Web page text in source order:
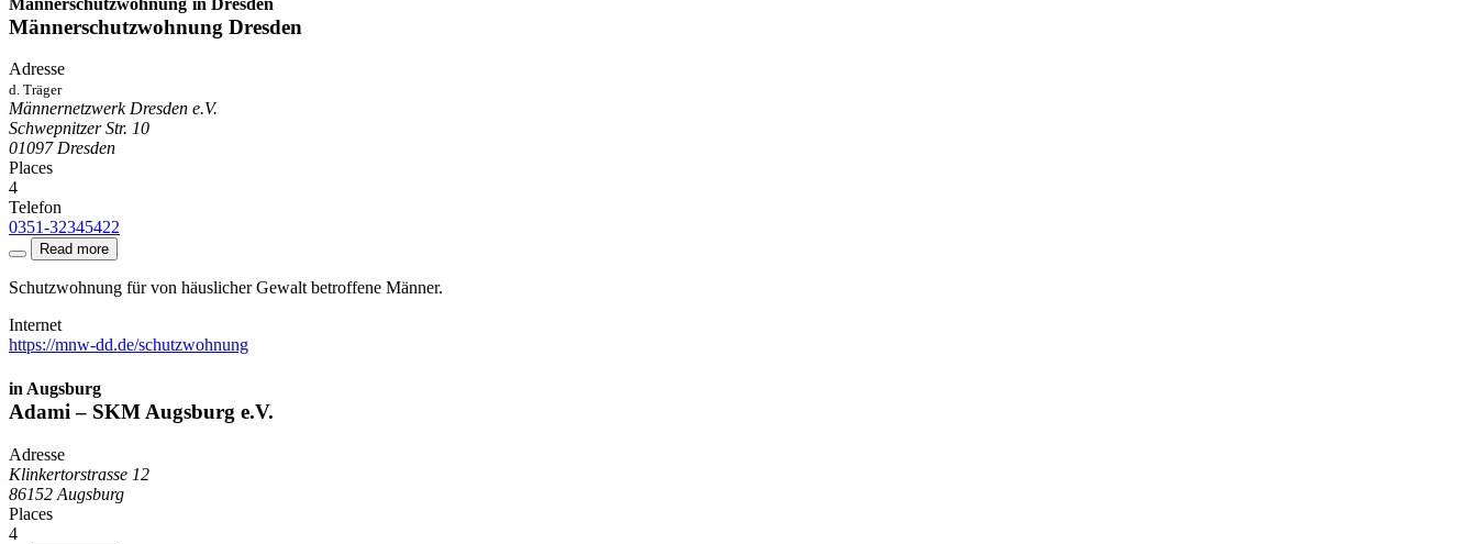
Männerschutzwohnung Dresden
Adresse
d. Träger
Männernetzwerk Dresden e.V.
Schwepnitzer Str. 10
01097 Dresden
Places
4
Telefon
0351-32345422
Read more
Schutzwohnung für von häuslicher Gewalt betroffene Männer.
Internet
https://mnw-dd.de/schutzwohnung
in Augsburg
Adami – SKM Augsburg e.V.
Adresse
Klinkertorstrasse 12
86152 Augsburg
Places
4